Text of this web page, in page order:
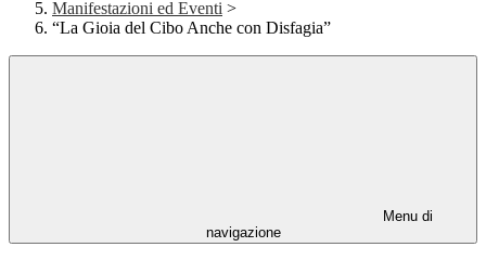
Manifestazioni ed Eventi >
“La Gioia del Cibo Anche con Disfagia”
Menu di
navigazione